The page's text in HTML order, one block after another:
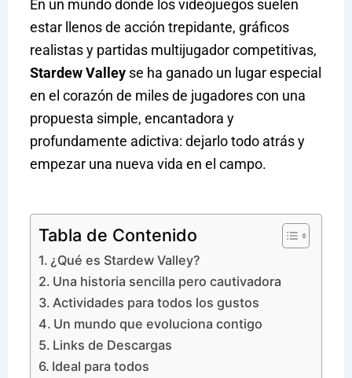
En un mundo donde los videojuegos suelen
estar llenos de acción trepidante, gráficos
realistas y partidas multijugador competitivas,
Stardew Valleyse ha ganado un lugar especial
en el corazón de miles de jugadores con una
propuesta simple, encantadora y
profundamente adictiva: dejarlo todo atrás y
empezar una nueva vida en el campo.
Tabla de Contenido
¿Qué es Stardew Valley?
Una historia sencilla pero cautivadora
Actividades para todos los gustos
Un mundo que evoluciona contigo
Links de Descargas
Ideal para todos